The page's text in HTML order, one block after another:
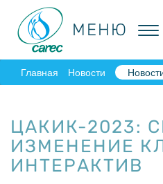
МЕНЮ
МЕНЮ
Главная Новости
ЦАКИК-2023:
ИЗМЕНЕНИЕ
ИНТЕРАКТИВ